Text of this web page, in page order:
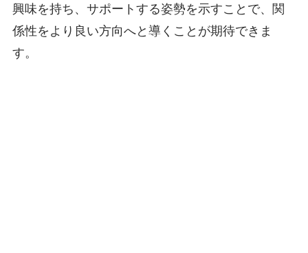
興味を持ち、サポートする姿勢を示すことで、関
係性をより良い方向へと導くことが期待できま
す。